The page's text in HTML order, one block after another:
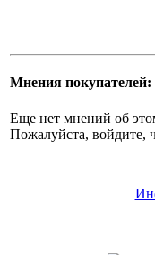
Мнения покупателей:
Еще нет мнений об
Пожалуйста, войдите,